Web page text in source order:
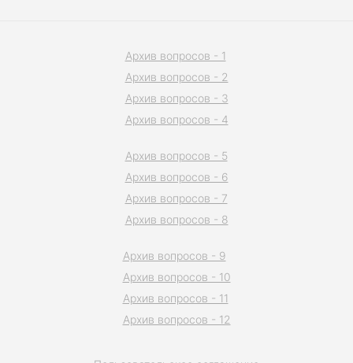
Архив вопросов - 1
Архив вопросов - 2
Архив вопросов - 3
Архив вопросов - 4
Архив вопросов - 5
Архив вопросов - 6
Архив вопросов - 7
Архив вопросов - 8
Архив вопросов - 9
Архив вопросов - 10
Архив вопросов - 11
Архив вопросов - 12